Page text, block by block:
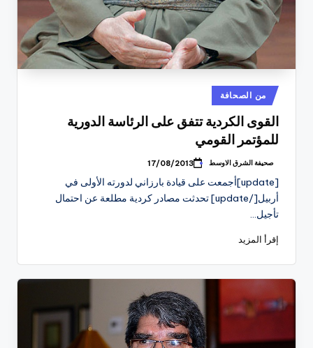
نُشر
في
من الصحافة
القوى الكردية تتفق على الرئاسة الدورية
للمؤتمر القومي
تمّ
بواسطة
صحيفة الشرق الاوسط 17/08/2013
[update]أجمعت على قيادة بارزاني لدورته الأولى في
أربيل[/update] تحدثت مصادر كردية مطلعة عن احتمال
تأجيل…
إقرأ المزيد